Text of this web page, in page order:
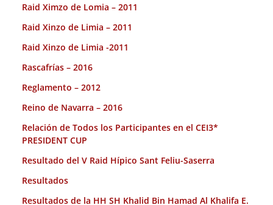
Raid Ximzo de Lomia – 2011
Raid Xinzo de Limia – 2011
Raid Xinzo de Limia -2011
Rascafrías – 2016
Reglamento – 2012
Reino de Navarra – 2016
Relación de Todos los Participantes en el CEI3*
PRESIDENT CUP
Resultado del V Raid Hípico Sant Feliu-Saserra
Resultados
Resultados de la HH SH Khalid Bin Hamad Al Khalifa E.